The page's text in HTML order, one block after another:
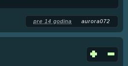
pre 14 godina aurora072